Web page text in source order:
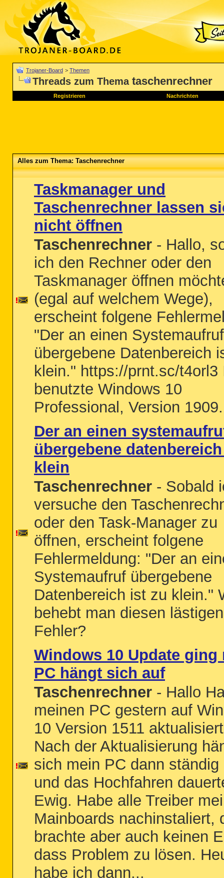
Trojaner-Board > Themen
Threads zum Thema taschenrechner
Registrieren Nachrichten
Alles zum Thema: Taschenrechner
Taskmanager und
Taschenrechner lassen
nicht öffnen
Taschenrechner - Hallo,
ich den Rechner oder den
Taskmanager öffnen
(egal auf welchem Wege),
erscheint folgene
"Der an einen Systemaufruf
übergebene Datenbereich
klein." https://prnt.sc/t4orl3
benutzte Windows 10
Professional, Version 1909.
Der an einen
übergebene
klein
Taschenrechner - Sobald
versuche den
oder den Task-Manager zu
öffnen, erscheint folgene
Fehlermeldung: "Der an
Systemaufruf übergebene
Datenbereich ist zu klein."
behebt man diesen lästigen
Fehler?
Windows 10 Update ging
PC hängt sich auf
Taschenrechner - Hallo
meinen PC gestern auf
10 Version 1511
Nach der Aktualisierung
sich mein PC dann ständig
und das Hochfahren
Ewig. Habe alle Treiber
Mainboards nachinstaliert,
brachte aber auch keinen
dass Problem zu lösen.
habe ich dann...